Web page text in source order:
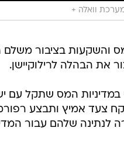
וואלה +
והשקעות בציבור משלם
את הבהלה לרילוקיישן.
במדיניות המס שתקל עם
צעד אמיץ ותבצע
לנתינה שלהם עבור